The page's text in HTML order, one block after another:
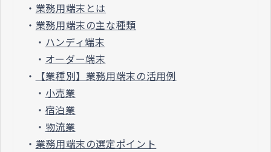
・ 業務用端末とは
・ 業務用端末の主な種類
・ ハンディ端末
・ オーダー端末
・
【業種別】業務用端末の活用例
・ 小売業
・ 宿泊業
・ 物流業
・ 業務用端末の選定ポイント